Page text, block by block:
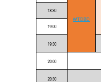
WTDBD
18:30
19:00
19:30
20:00
20:30